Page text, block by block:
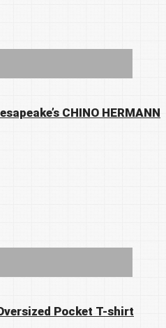
CHINO HERMANN
Pocket T-shirt